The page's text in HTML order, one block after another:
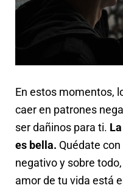
En estos momentos,
caer en patrones
ser dañinos para ti.
es bella. Quédate
negativo y sobre
amor de tu vida está